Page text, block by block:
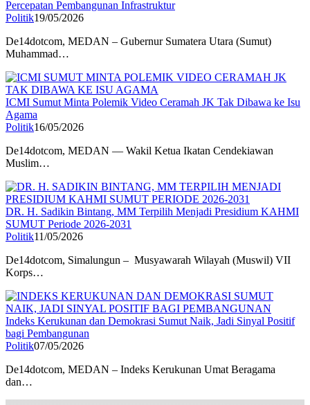
Percepatan Pembangunan Infrastruktur
Politik19/05/2026
De14dotcom, MEDAN – Gubernur Sumatera Utara (Sumut)
Muhammad…
ICMI Sumut Minta Polemik Video Ceramah JK Tak Dibawa ke Isu
Agama
Politik16/05/2026
De14dotcom, MEDAN — Wakil Ketua Ikatan Cendekiawan
Muslim…
DR. H. Sadikin Bintang, MM Terpilih Menjadi Presidium KAHMI
SUMUT Periode 2026-2031
Politik11/05/2026
De14dotcom, Simalungun – Musyawarah Wilayah (Muswil) VII
Korps…
Indeks Kerukunan dan Demokrasi Sumut Naik, Jadi Sinyal Positif
bagi Pembangunan
Politik07/05/2026
De14dotcom, MEDAN – Indeks Kerukunan Umat Beragama
dan…